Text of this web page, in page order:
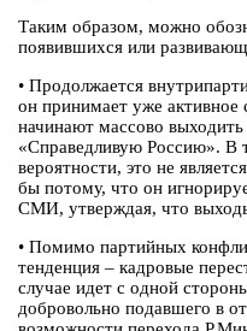
Таким образом, можно
появившихся или
• Продолжается
он принимает уже активное
начинают массово выходить
«Справедливую Россию». В
вероятности, это не
бы потому, что он
СМИ, утверждая, что
• Помимо партийных
тенденция – кадровые
случае идет с одной
добровольно подавшего в